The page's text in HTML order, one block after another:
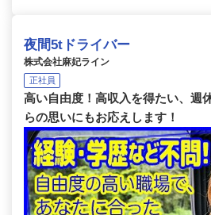
夜間5tドライバー
株式会社麻妃ライン
正社員
高い自由度！高収入を得たい、週
らの思いにもお応えします！